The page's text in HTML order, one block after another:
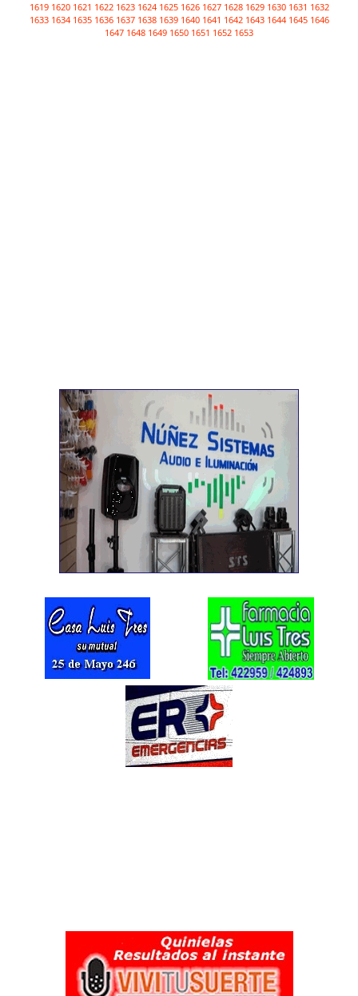
1619 1620 1621 1622 1623 1624 1625 1626 1627 1628 1629 1630 1631 1632
1633 1634 1635 1636 1637 1638 1639 1640 1641 1642 1643 1644 1645 1646
1647 1648 1649 1650 1651 1652 1653